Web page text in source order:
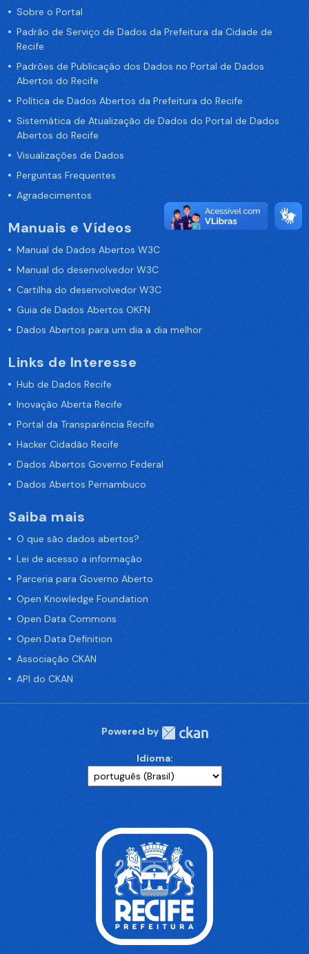
Sobre o Portal
Padrão de Serviço de Dados da Prefeitura da Cidade de
Recife
Padrões de Publicação dos Dados no Portal de Dados
Abertos do Recife
Política de Dados Abertos da Prefeitura do Recife
Sistemática de Atualização de Dados do Portal de Dados
Abertos do Recife
Visualizações de Dados
Perguntas Frequentes
Agradecimentos
Manuais e Vídeos
Manual de Dados Abertos W3C
Manual do desenvolvedor W3C
Cartilha do desenvolvedor W3C
Guia de Dados Abertos OKFN
Dados Abertos para um dia a dia melhor
Links de Interesse
Hub de Dados Recife
Inovação Aberta Recife
Portal da Transparência Recife
Hacker Cidadão Recife
Dados Abertos Governo Federal
Dados Abertos Pernambuco
Saiba mais
O que são dados abertos?
Lei de acesso a informação
Parceria para Governo Aberto
Open Knowledge Foundation
Open Data Commons
Open Data Definition
Associação CKAN
API do CKAN
Powered by
Idioma